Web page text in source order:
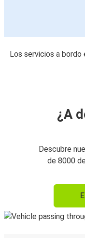
Los servicios a bordo
¿A
Descubre
de 8000